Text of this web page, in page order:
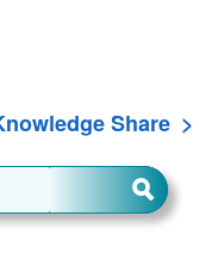
Share